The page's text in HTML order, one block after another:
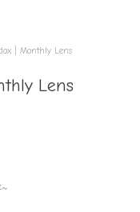
| Monthly Lens
Lens
~